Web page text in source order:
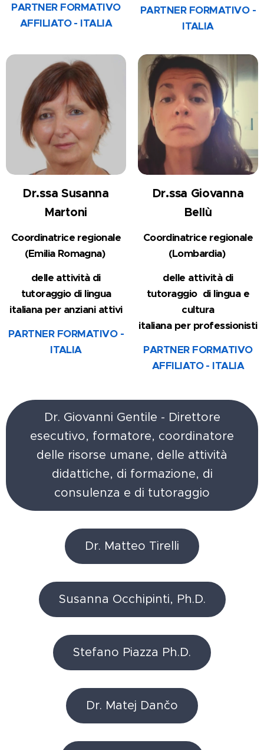
PARTNER FORMATIVO
AFFILIATO - ITALIA
PARTNER FORMATIVO -
ITALIA
Dr.ssa Susanna
Martoni
Coordinatrice regionale
(Emilia Romagna)
delle attività di
tutoraggio di lingua
italiana per anziani attivi
PARTNER FORMATIVO -
ITALIA
Dr.ssa Giovanna
Bellù
Coordinatrice regionale
(Lombardia)
delle attività di
tutoraggio di lingua e
cultura
italiana per professionisti
PARTNER FORMATIVO
AFFILIATO - ITALIA
Dr. Giovanni Gentile - Direttore
esecutivo, formatore, coordinatore
delle risorse umane, delle attività
didattiche, di formazione, di
consulenza e di tutoraggio
Dr. Matteo Tirelli
Susanna Occhipinti, Ph.D.
Stefano Piazza Ph.D.
Dr. Matej Dančo